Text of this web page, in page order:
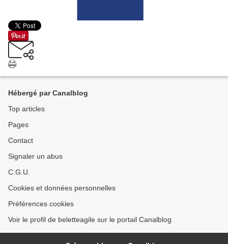
Hébergé par Canalblog
Top articles
Pages
Contact
Signaler un abus
C.G.U.
Cookies et données personnelles
Préférences cookies
Voir le profil de beletteagile sur le portail Canalblog